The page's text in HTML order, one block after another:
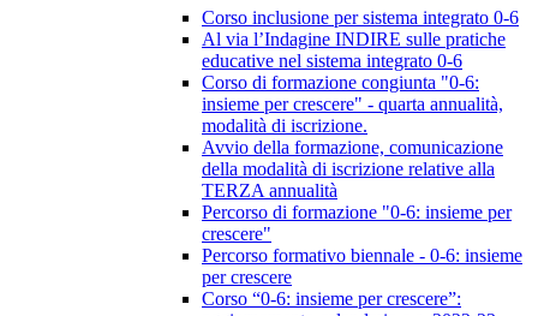
Corso inclusione per sistema integrato 0-6
Al via l’Indagine INDIRE sulle pratiche
educative nel sistema integrato 0-6
Corso di formazione congiunta "0-6:
insieme per crescere" - quarta annualità,
modalità di iscrizione.
Avvio della formazione, comunicazione
della modalità di iscrizione relative alla
TERZA annualità
Percorso di formazione "0-6: insieme per
crescere"
Percorso formativo biennale - 0-6: insieme
per crescere
Corso “0-6: insieme per crescere”: